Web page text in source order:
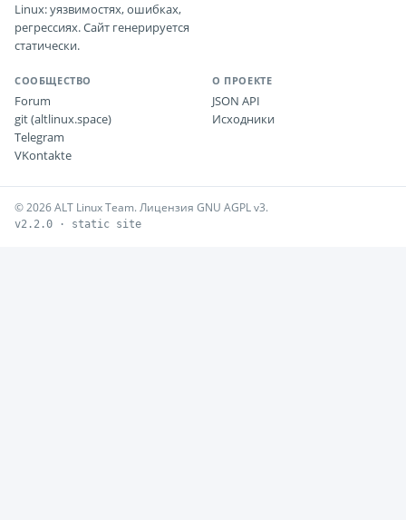
Linux: уязвимостях, ошибках,
регрессиях. Сайт генерируется
статически.
СООБЩЕСТВО
Forum
git (altlinux.space)
Telegram
VKontakte
О ПРОЕКТЕ
JSON API
Исходники
© 2026 ALT Linux Team. Лицензия GNU AGPL v3.
v2.2.0 · static site